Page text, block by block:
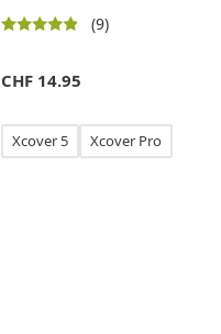
(9)
CHF 14.95
Xcover 5 Xcover Pro